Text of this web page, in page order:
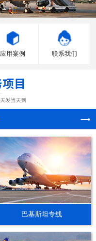
应用案例 联系我们
巴基斯坦专线